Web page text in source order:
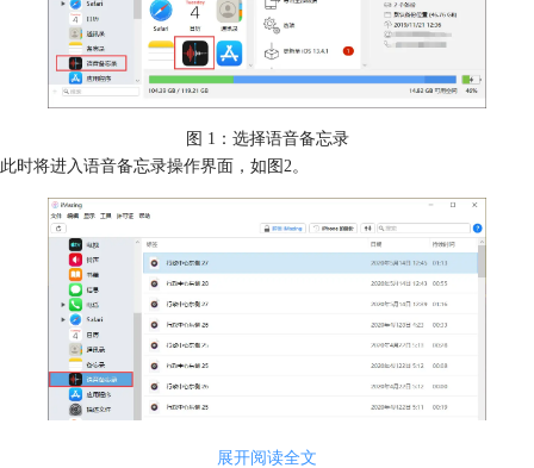
图 1：选择语音备忘录
此时将进入语音备忘录操作界面，如图2。
展开阅读全文